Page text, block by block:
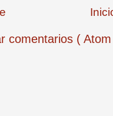
comentarios (